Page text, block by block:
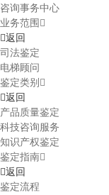
咨询事务中心
业务范围
返回
司法鉴定
电梯顾问
鉴定类别
返回
产品质量鉴定
科技咨询服务
知识产权鉴定
鉴定指南
返回
鉴定流程